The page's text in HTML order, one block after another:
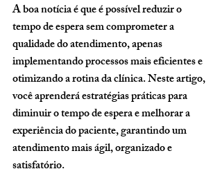
A boa notícia é que é possível reduzir o
tempo de espera sem comprometer a
qualidade do atendimento, apenas
implementando processos mais eficientes e
otimizando a rotina da clínica. Neste artigo,
você aprenderá estratégias práticas para
diminuir o tempo de espera e melhorar a
experiência do paciente, garantindo um
atendimento mais ágil, organizado e
satisfatório.